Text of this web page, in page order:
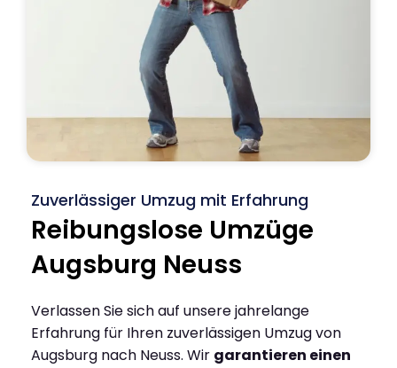
Zuverlässiger Umzug mit Erfahrung
Reibungslose Umzüge
Augsburg Neuss
Verlassen Sie sich auf unsere jahrelange
Erfahrung für Ihren zuverlässigen Umzug von
Augsburg nach Neuss. Wir garantieren einen